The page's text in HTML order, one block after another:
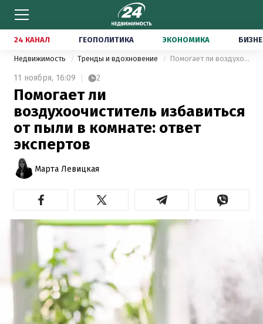
24 КАНАЛ ГЕОПОЛИТИКА ЭКОНОМИКА
Недвижимость Тренды и вдохновение Помогает ли воздухоочиститель избавиться от пыли в комнате: ответ экспертов
11 ноября, 16:09 2
Помогает ли
воздухоочиститель избавиться
от пыли в комнате: ответ
экспертов
Марта Левицкая